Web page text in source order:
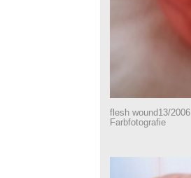
flesh wound13/2006
Farbfotografie